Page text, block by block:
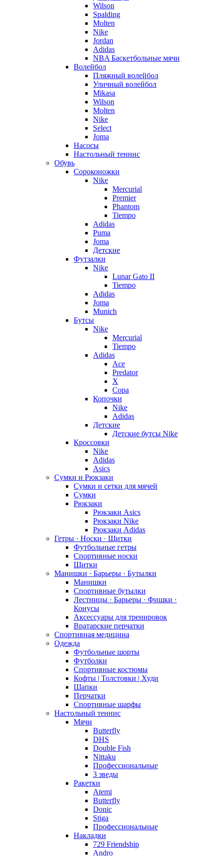
Wilson
Spalding
Molten
Nike
Jordan
Adidas
NBA Баскетбольные мячи
Волейбол
Пляжный волейбол
Уличный волейбол
Mikasa
Wilson
Molten
Nike
Select
Joma
Насосы
Настольный теннис
Обувь
Сороконожки
Nike
Mercurial
Premier
Phantom
Tiempo
Adidas
Puma
Joma
Детские
Футзалки
Nike
Lunar Gato II
Tiempo
Adidas
Joma
Munich
Бутсы
Nike
Mercurial
Tiempo
Adidas
Ace
Predator
X
Copa
Копочки
Nike
Adidas
Детские
Детские бутсы Nike
Кроссовки
Nike
Adidas
Asics
Сумки и Рюкзаки
Сумки и сетки для мячей
Сумки
Рюкзаки
Рюкзаки Asics
Рюкзаки Nike
Рюкзаки Adidas
Гетры · Носки · Щитки
Футбольные гетры
Спортивные носки
Щитки
Манишки · Барьеры · Бутылки
Манишки
Спортивные бутылки
Лестницы · Барьеры · Фишки ·
Конусы
Аксессуары для тренировок
Вратарские перчатки
Спортивная медицина
Одежда
Футбольные шорты
Футболки
Спортивные костюмы
Кофты | Толстовки | Худи
Шапки
Перчатки
Спортивные шарфы
Настольный теннис
Мячи
Butterfly
DHS
Double Fish
Nittaku
Профессиональные
3 зведы
Ракетки
Atemi
Butterfly
Donic
Stiga
Профессиональные
Накладки
729 Friendship
Andro